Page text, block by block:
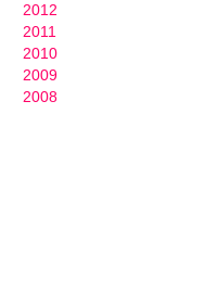
2012
2011
2010
2009
2008